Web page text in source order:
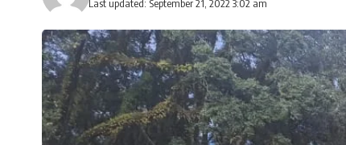
Last updated: September 21, 2022 3:02 am